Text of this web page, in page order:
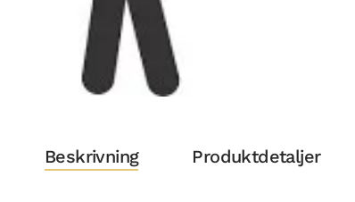
Beskrivning Produktdetaljer